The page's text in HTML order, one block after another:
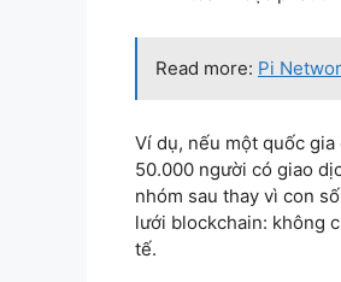
Read more: Pi
Ví dụ, nếu một quốc
50.000 người có giao
nhóm sau thay vì con
lưới blockchain: không
tế.